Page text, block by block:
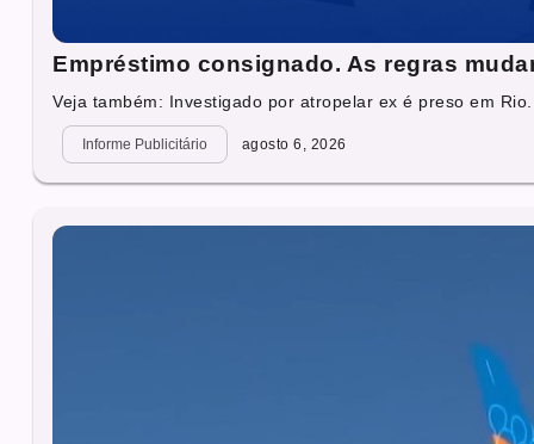
Empréstimo consignado. As regras
Veja também: Investigado por atropelar ex é preso em
Informe Publicitário agosto 6, 2026